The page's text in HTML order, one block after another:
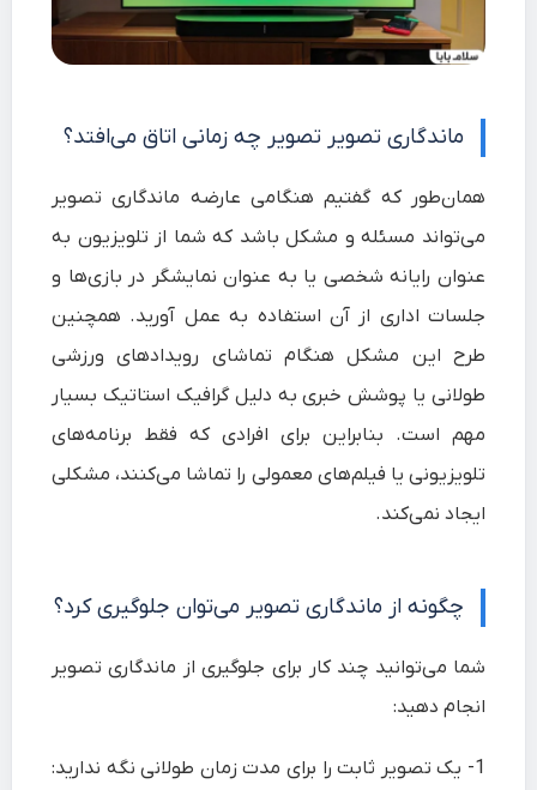
ماندگاری تصویر تصویر چه زمانی اتاق می‌افتد؟
همان‌طور که گفتیم هنگامی عارضه ماندگاری تصویر
می‌تواند مسئله و مشکل باشد که شما از تلویزیون به
عنوان رایانه شخصی یا به عنوان نمایشگر در بازی‌ها و
جلسات اداری از آن استفاده به عمل‌ آورید. همچنین
طرح این مشکل هنگام تماشای رویدادهای ورزشی
طولانی یا پوشش خبری به دلیل گرافیک استاتیک بسیار
مهم است. بنابراین برای افرادی که فقط برنامه‌های
تلویزیونی یا فیلم‌های معمولی را تماشا می‌کنند، مشکلی
ایجاد نمی‌کند.
چگونه از ماندگاری تصویر می‌توان جلوگیری کرد؟
شما می‌توانید چند کار برای جلوگیری از ماندگاری تصویر
انجام دهید:
1- یک تصویر ثابت را برای مدت زمان طولانی نگه ندارید: